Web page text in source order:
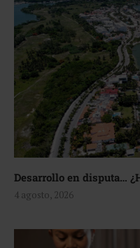
Desarrollo en disputa…
4 agosto, 2026